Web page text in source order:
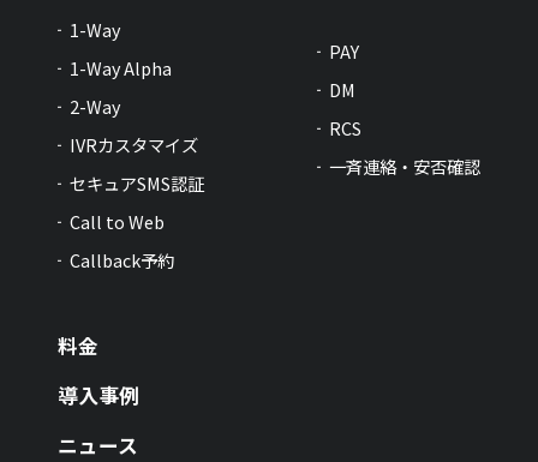
1-Way
1-Way Alpha
2-Way
IVRカスタマイズ
セキュアSMS認証
Call to Web
Callback予約
PAY
DM
RCS
一斉連絡・安否確認
料金
導入事例
ニュース